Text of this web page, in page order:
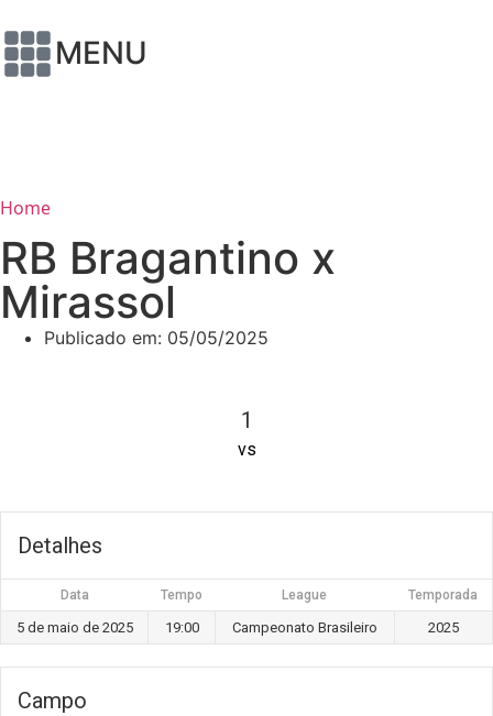
MENU
Home
RB Bragantino x
Mirassol
Publicado em: 05/05/2025
1
vs
Detalhes
Data Tempo League Temporada
5 de maio de 2025 19:00 Campeonato Brasileiro 2025
Campo